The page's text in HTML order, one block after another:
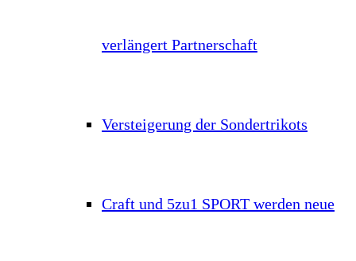
verlängert Partnerschaft
Versteigerung der Sondertrikots
Craft und 5zu1 SPORT werden neue